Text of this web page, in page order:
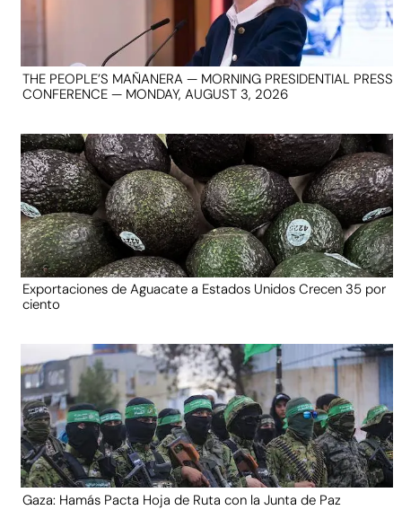
THE PEOPLE’S MAÑANERA — MORNING PRESIDENTIAL PRESS
CONFERENCE — MONDAY, AUGUST 3, 2026
Exportaciones de Aguacate a Estados Unidos Crecen 35 por
ciento
Gaza: Hamás Pacta Hoja de Ruta con la Junta de Paz